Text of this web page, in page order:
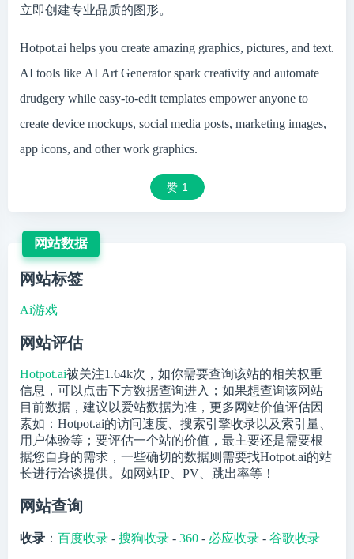
立即创建专业品质的图形。
Hotpot.ai helps you create amazing graphics, pictures, and text.
AI tools like AI Art Generator spark creativity and automate
drudgery while easy-to-edit templates empower anyone to
create device mockups, social media posts, marketing images,
app icons, and other work graphics.
赞 1
网站数据
网站标签
Ai游戏
网站评估
Hotpot.ai被关注1.64k次，如你需要查询该站的相关权重
信息，可以点击下方数据查询进入；如果想查询该网站
目前数据，建议以爱站数据为准，更多网站价值评估因
素如：Hotpot.ai的访问速度、搜索引擎收录以及索引量、
用户体验等；要评估一个站的价值，最主要还是需要根
据您自身的需求，一些确切的数据则需要找Hotpot.ai的站
长进行洽谈提供。如网站IP、PV、跳出率等！
网站查询
收录 ： 百度收录 - 搜狗收录 - 360 - 必应收录 - 谷歌收录